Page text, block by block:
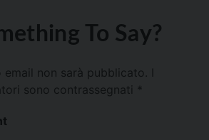
To Say?
email non sarà pubblicato.
sono contrassegnati *